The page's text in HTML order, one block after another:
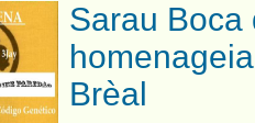
Sarau Boca
Brèal